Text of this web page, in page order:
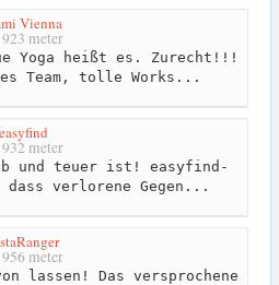
Vienna
meter
Yoga heißt es. Zurecht!!!
Team, tolle Works...
easyfind
meter
und teuer ist! easyfind-
dass verlorene Gegen...
meter
lassen! Das versprochene